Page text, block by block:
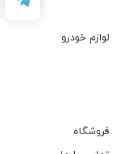
لوازم خودرو
فروشگاه